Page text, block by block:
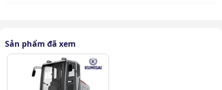
dàng thông qua hệ thống tay lái và các nút điều khiển.
Xe di chuyển linh hoạt quanh các khu vực cần vệ sinh, tự
động quét rác theo hướng đi, giúp giảm thiểu công sức
so với phương pháp quét thủ công.
Sản phẩm đã xem